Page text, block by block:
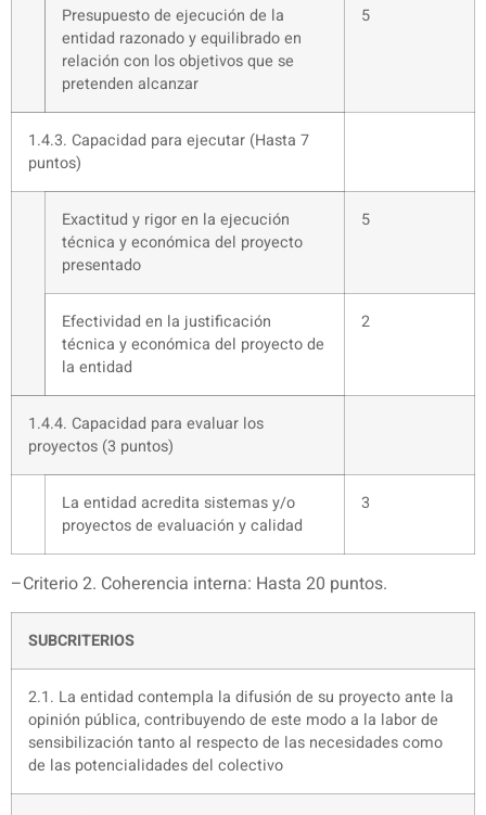
Presupuesto de ejecución de la
entidad razonado y equilibrado en
relación con los objetivos que se
pretenden alcanzar
5
1.4.3. Capacidad para ejecutar (Hasta 7
puntos)
Exactitud y rigor en la ejecución
técnica y económica del proyecto
presentado
5
Efectividad en la justificación
técnica y económica del proyecto de
la entidad
2
1.4.4. Capacidad para evaluar los
proyectos (3 puntos)
La entidad acredita sistemas y/o
proyectos de evaluación y calidad
3
–Criterio 2. Coherencia interna: Hasta 20 puntos.
SUBCRITERIOS
2.1. La entidad contempla la difusión de su proyecto ante la
opinión pública, contribuyendo de este modo a la labor de
sensibilización tanto al respecto de las necesidades como
de las potencialidades del colectivo